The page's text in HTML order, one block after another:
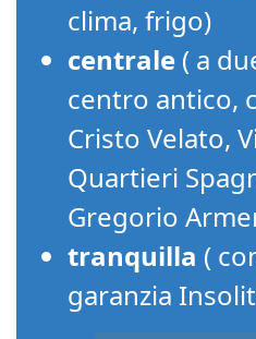
clima, frigo)
centrale ( a
centro antico,
Cristo Velato,
Quartieri
Gregorio
tranquilla (
garanzia